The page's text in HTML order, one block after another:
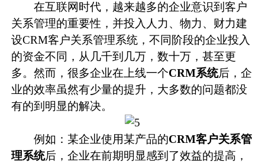
在互联网时代，越来越多的企业意识到客户
关系管理的重要性，并投入人力、物力、财力建
设CRM客户关系管理系统，不同阶段的企业投入
的资金不同，从几千到几万，数十万，甚至更
多。然而，很多企业在上线一个CRM系统后，企
业的效率虽然有少量的提升，大多数的问题都没
有的到明显的解决。
例如：某企业使用某产品的CRM客户关系管
理系统后，企业在前期明显感到了效益的提高，